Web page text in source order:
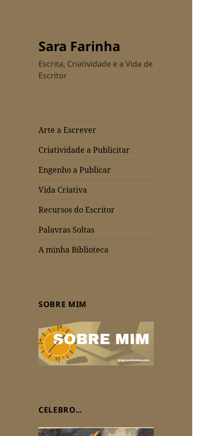
Sara Farinha
Escrita, Criatividade e a Vida de
Escritor
Arte a Escrever
Criatividade a Publicitar
Engenho a Publicar
Vida Criativa
Recursos do Escritor
Palavras Soltas
A minha Biblioteca
SOBRE MIM
CELEBRO…